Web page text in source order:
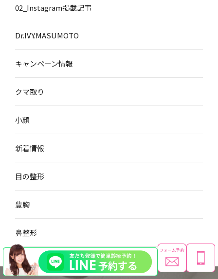
02_Instagram掲載記事
Dr.IVY.MASUMOTO
キャンペーン情報
クマ取り
小顔
新着情報
目の整形
豊胸
鼻整形